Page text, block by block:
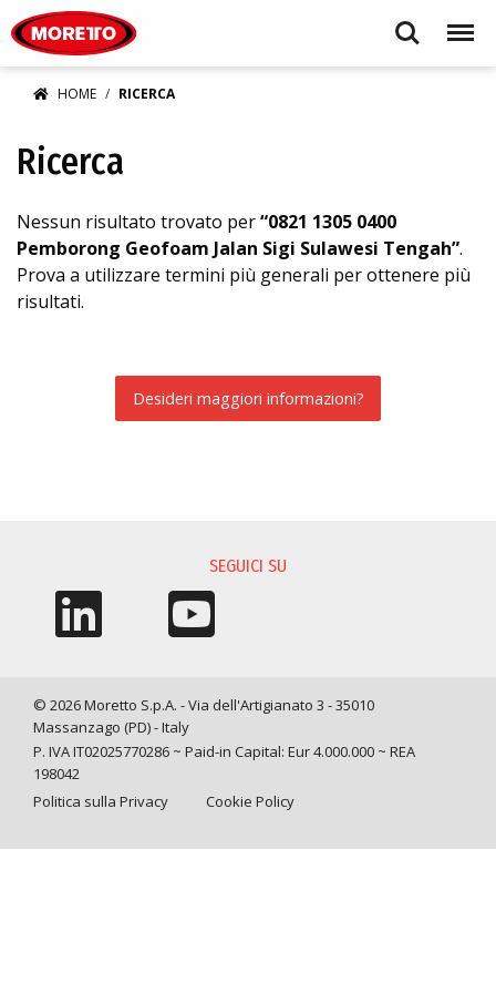
Search Menu
HOME RICERCA
Ricerca
Nessun risultato trovato per“0821 1305 0400
Pemborong Geofoam Jalan Sigi Sulawesi Tengah”.
Prova a utilizzare termini più generali per ottenere più
risultati.
Desideri maggiori informazioni?
SEGUICI SU
© 2026 Moretto S.p.A. - Via dell'Artigianato 3 - 35010
Massanzago (PD) - Italy
P. IVA IT02025770286 ~ Paid-in Capital: Eur 4.000.000 ~ REA
198042
Politica sulla Privacy
Cookie Policy